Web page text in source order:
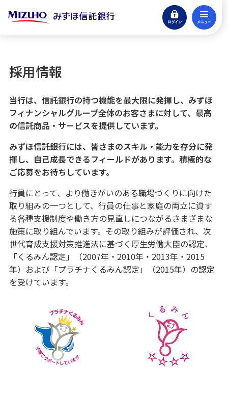
ログイン
閉じる
貯める・増やす
引き継ぐ・遺す
信託商品・遺言整理
借りる
アパートローン
不動産
仲介・コンサルティング
ATM・店舗
みずほ信託銀行について
採用情報
当行は、信託銀行の持つ機能を最大限に発揮し、みずほ
フィナンシャルグループ全体のお客さまに対して、最高
の信託商品・サービスを提供しています。
みずほ信託銀行には、皆さまのスキル・能力を存分に発
揮し、自己成長できるフィールドがあります。積極的な
ご応募をお待ちしています。
行員にとって、より働きがいのある職場づくりに向けた
取り組みの一つとして、行員の仕事と家庭の両立に資す
る各種支援制度や働き方の見直しにつながるさまざまな
施策に取り組んでいます。その取り組みが評価され、次
世代育成支援対策推進法に基づく厚生労働大臣の認定、
「くるみん認定」（2007年・2010年・2013年・2015
年）および「プラチナくるみん認定」（2015年）の認定
を受けています。